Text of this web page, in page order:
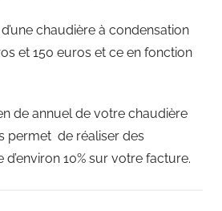
chaudière à condensation
et 150 euros et ce en fonction
de annuel de votre chaudière
permet de réaliser des
d’environ 10% sur votre facture.